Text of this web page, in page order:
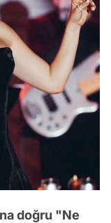
doğru "Ne